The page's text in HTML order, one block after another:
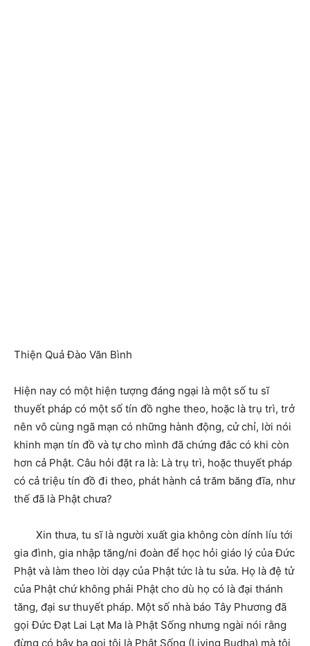
Thiện Quả Đào Văn Bình
Hiện nay có một hiện tượng đáng ngại là một số tu sĩ
thuyết pháp có một số tín đồ nghe theo, hoặc là trụ trì, trở
nên vô cùng ngã mạn có những hành động, cử chỉ, lời nói
khinh mạn tín đồ và tự cho mình đã chứng đắc có khi còn
hơn cả Phật. Câu hỏi đặt ra là: Là trụ trì, hoặc thuyết pháp
có cả triệu tín đồ đi theo, phát hành cả trăm băng đĩa, như
thế đã là Phật chưa?
Xin thưa, tu sĩ là người xuất gia không còn dính líu tới
gia đình, gia nhập tăng/ni đoàn để học hỏi giáo lý của Đức
Phật và làm theo lời dạy của Phật tức là tu sửa. Họ là đệ tử
của Phật chứ không phải Phật cho dù họ có là đại thánh
tăng, đại sư thuyết pháp. Một số nhà báo Tây Phương đã
gọi Đức Đạt Lai Lạt Ma là Phật Sống nhưng ngài nói rằng
đừng có bậy bạ gọi tôi là Phật Sống (Living Budha) mà tôi